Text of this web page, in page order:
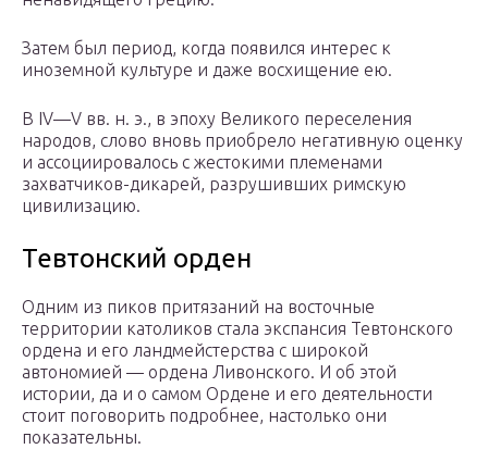
Затем был период, когда появился интерес к
иноземной культуре и даже восхищение ею.
В IV—V вв. н. э., в эпоху Великого переселения
народов, слово вновь приобрело негативную оценку
и ассоциировалось с жестокими племенами
захватчиков-дикарей, разрушивших римскую
цивилизацию.
Тевтонский орден
Одним из пиков притязаний на восточные
территории католиков стала экспансия Тевтонского
ордена и его ландмейстерства с широкой
автономией — ордена Ливонского. И об этой
истории, да и о самом Ордене и его деятельности
стоит поговорить подробнее, настолько они
показательны.